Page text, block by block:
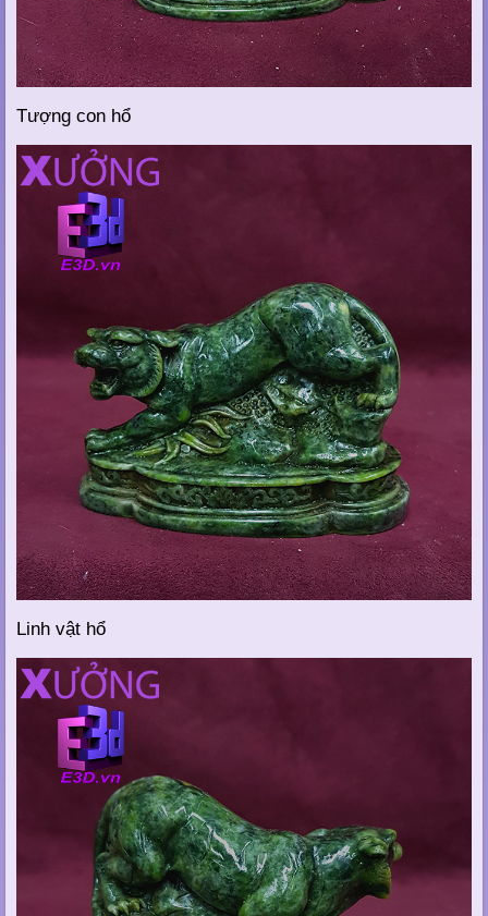
Tượng con hổ
Linh vật hổ